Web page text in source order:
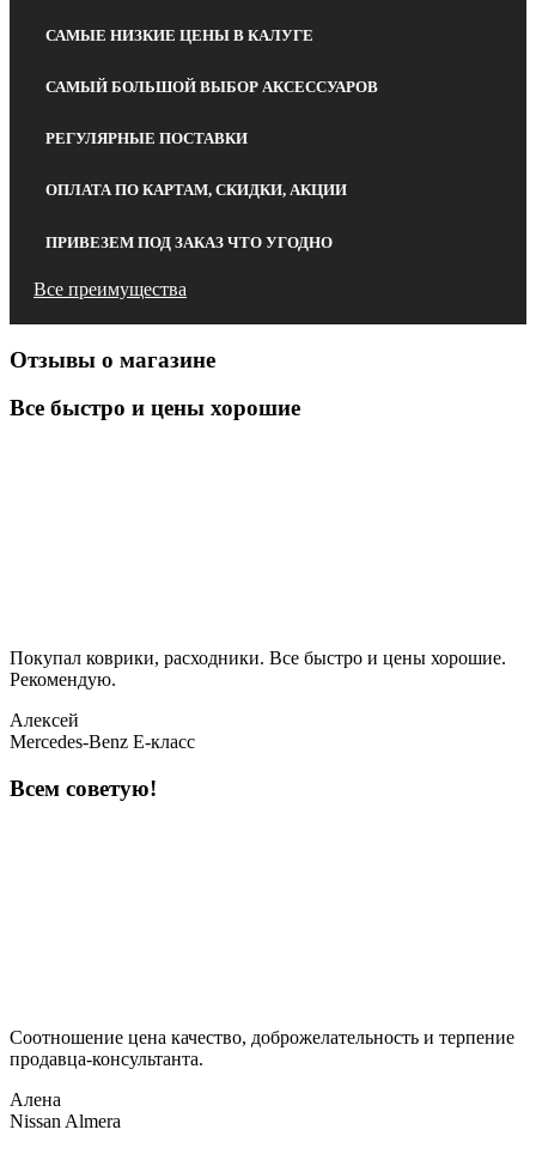
САМЫЕ НИЗКИЕ ЦЕНЫ В КАЛУГЕ
САМЫЙ БОЛЬШОЙ ВЫБОР АКСЕССУАРОВ
РЕГУЛЯРНЫЕ ПОСТАВКИ
ОПЛАТА ПО КАРТАМ, СКИДКИ, АКЦИИ
ПРИВЕЗЕМ ПОД ЗАКАЗ ЧТО УГОДНО
Все преимущества
Отзывы о магазине
Все быстро и цены хорошие
Покупал коврики, расходники. Все быстро и цены хорошие.
Рекомендую.
Алексей
Mercedes-Benz E-класс
Всем советую!
Соотношение цена качество, доброжелательность и терпение
продавца-консультанта.
Алена
Nissan Almera